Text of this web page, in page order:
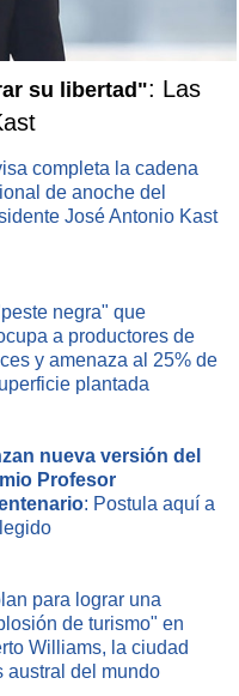
su libertad": Las
completa la cadena
de anoche del
José Antonio Kast
negra" que
a productores de
y amenaza al 25% de
plantada
nueva versión del
Profesor
: Postula aquí a
para lograr una
de turismo" en
Williams, la ciudad
austral del mundo